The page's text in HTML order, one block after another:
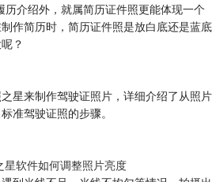
历介绍外，就属简历证件照更能体现一个
作简历时，简历证件照是放白底还是蓝底
？
星来制作驾驶证照片，详细介绍了从照片
准驾驶证照的步骤。
星软件如何调整照片亮度